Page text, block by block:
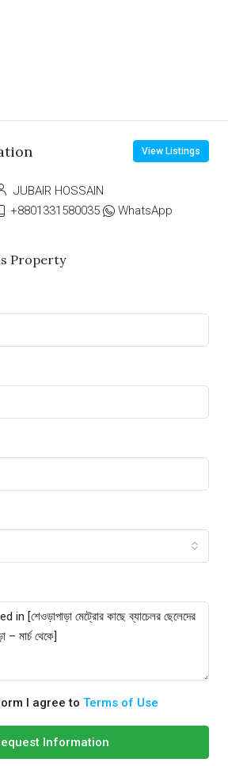
View Listings
JUBAIR HOSSAIN
+8801331580035
WhatsApp
Property
I agree to Terms of Use
Information